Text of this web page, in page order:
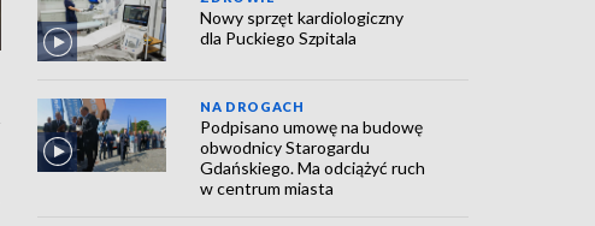
Nowy sprzęt kardiologiczny
dla Puckiego Szpitala
NA DROGACH
Podpisano umowę na budowę
obwodnicy Starogardu
Gdańskiego. Ma odciążyć ruch
w centrum miasta